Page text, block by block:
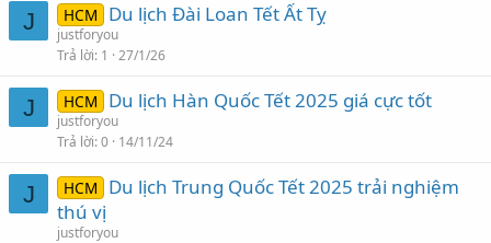
J HCM Du lịch Đài Loan Tết Ất Tỵ
justforyou
Trả lời 1 27/1/26
J HCM Du lịch Hàn Quốc Tết 2025 giá cực tốt
justforyou
Trả lời 0 14/11/24
J HCM
Du lịch Trung Quốc Tết 2025 trải nghiệm
thú vị
justforyou